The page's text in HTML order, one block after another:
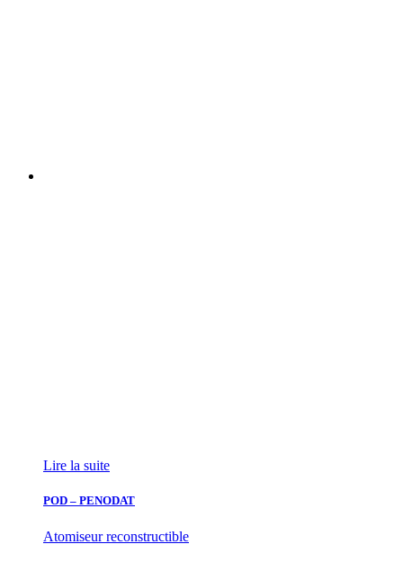
Lire la suite
POD – PENODAT
Atomiseur reconstructible